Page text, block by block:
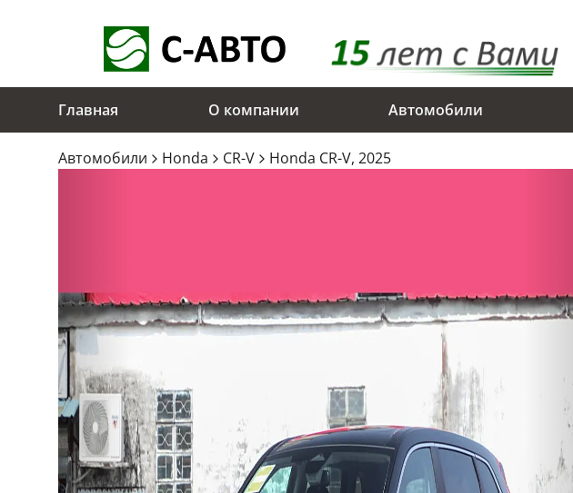
Главная О компании Автомобили
Aвтомобили Honda CR-V Honda CR-V, 2025